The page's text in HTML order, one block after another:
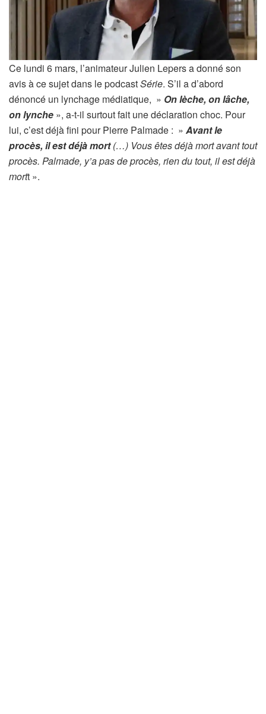
Ce lundi 6 mars, l’animateur Julien Lepers a donné son
avis à ce sujet dans le podcastSérie. S’il a d’abord
dénoncé un lynchage médiatique, » On lèche, on lâche,
on lynche », a-t-il surtout fait une déclaration choc. Pour
lui, c’est déjà fini pour Pierre Palmade : » Avant le
procès, il est déjà mort(…) Vous êtes déjà mort avant tout
procès. Palmade, y’a pas de procès, rien du tout, il est déjà
mortt ».